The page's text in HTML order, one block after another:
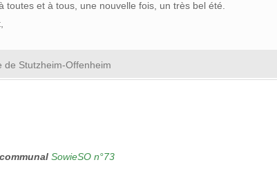
toutes et à tous, une nouvelle fois, un très bel été.
de Stutzheim-Offenheim
SowieSO n°73